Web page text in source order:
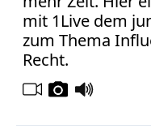
mit 1Live dem
zum Thema
Recht.